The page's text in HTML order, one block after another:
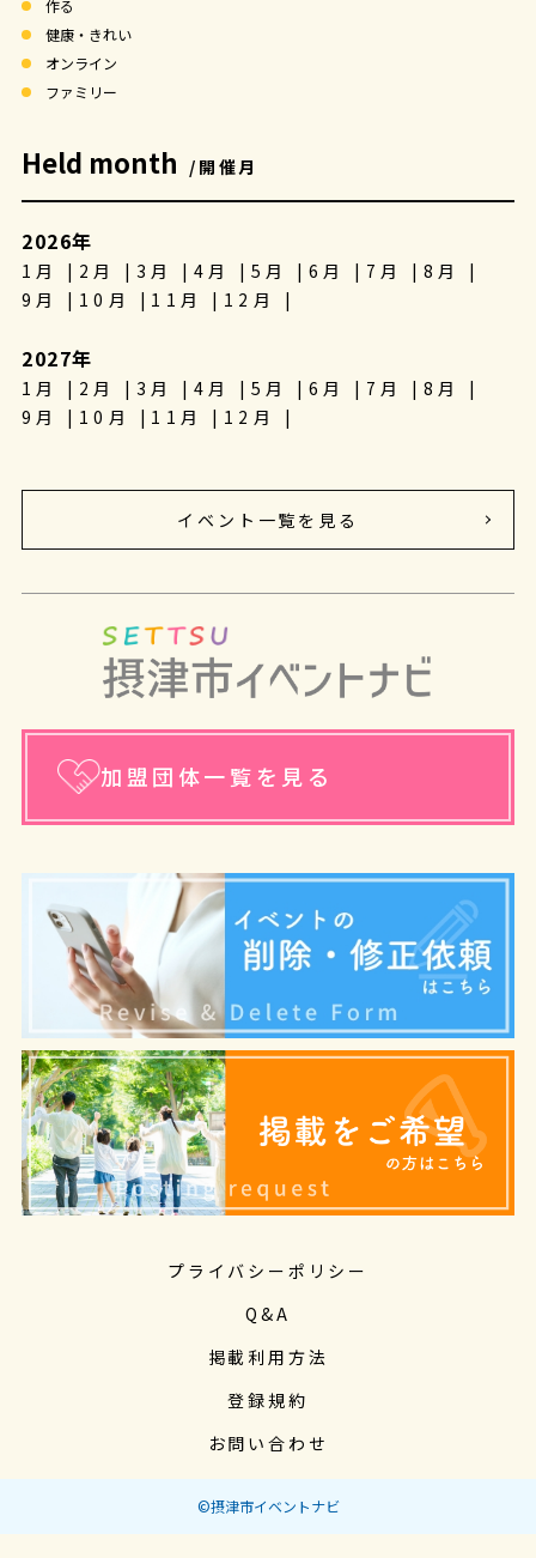
作る
健康・きれい
オンライン
ファミリー
Held month /開催月
2026年
1月 2月 3月 4月 5月 6月 7月
8月
9月
10月 11月 12月
2027年
1月 2月 3月 4月 5月 6月 7月
8月
9月
10月 11月 12月
イベント一覧を見る
加盟団体一覧を見る
プライバシーポリシー
Q&A
掲載利用方法
登録規約
お問い合わせ
©摂津市イベントナビ